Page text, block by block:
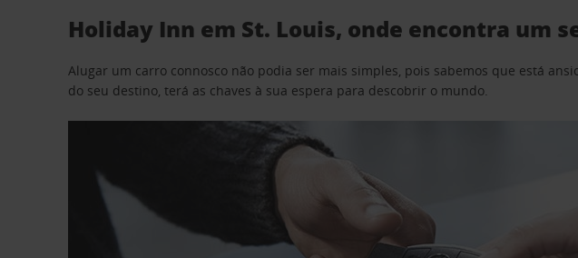
Holiday Inn em St. Louis, onde encontra um
Alugar um carro connosco não podia ser mais simples, pois sabemos que está
do seu destino, terá as chaves à sua espera para descobrir o mundo.